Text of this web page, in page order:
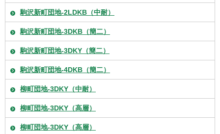
駒沢新町団地-2LDKB（中耐）
駒沢新町団地-3DKB（簡二）
駒沢新町団地-3DKY（簡二）
駒沢新町団地-4DKB（簡二）
柳町団地-3DKY（中耐）
柳町団地-3DKY（高層）
柳町団地-3DKY（高層）